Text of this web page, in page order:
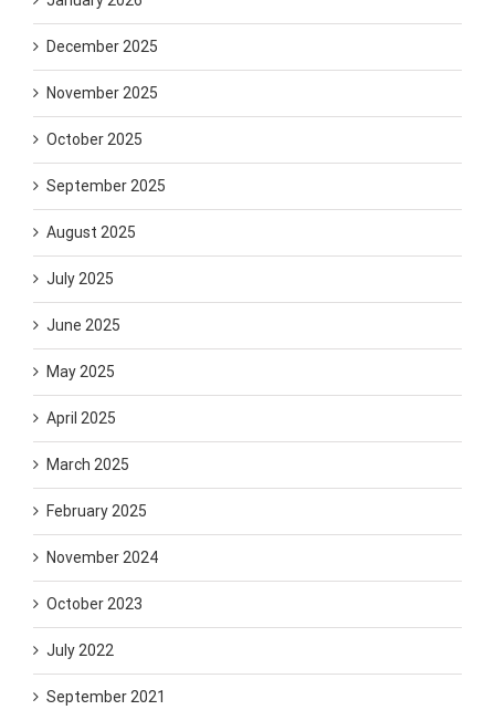
December 2025
November 2025
October 2025
September 2025
August 2025
July 2025
June 2025
May 2025
April 2025
March 2025
February 2025
November 2024
October 2023
July 2022
September 2021